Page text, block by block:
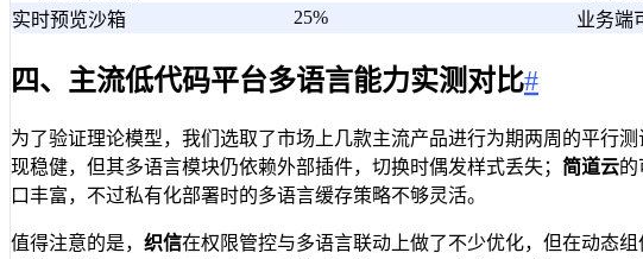
实时预览沙箱
25% 业务端
四、主流低代码平台多语言能力实测对比#
为了验证理论模型，我们选取了市场上几款主流产品进行为期两周的平行
现稳健，但其多语言模块仍依赖外部插件，切换时偶发样式丢失； 简道云的
口丰富，不过私有化部署时的多语言缓存策略不够灵活。
值得注意的是， 织信在权限管控与多语言联动上做了不少优化，但在动态